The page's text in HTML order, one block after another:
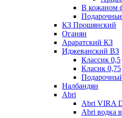
В кожаном
КЗ Прошянский
Оганян
Араратский КЗ
Иджеванский ВЗ
Классик 0,5
Класик 0,75
Налбандян
Abri
Abri VIRA
Abri водка